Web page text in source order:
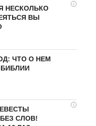
i
НЕСКОЛЬКО
ВЫ
ЧТО О НЕМ
i
СЛОВ!